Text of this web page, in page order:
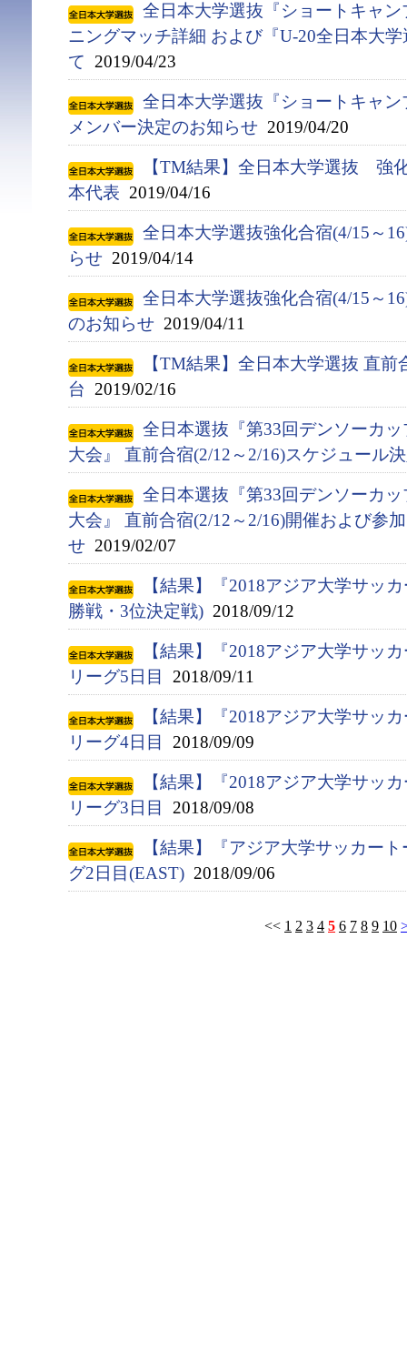
全日本大学選抜『ショートキャ
ニングマッチ詳細 および『U-20全日本大
て 2019/04/23
全日本大学選抜『ショートキャ
メンバー決定のお知らせ 2019/04/20
【TM結果】全日本大学選抜 強
本代表 2019/04/16
全日本大学選抜強化合宿(4/15～
らせ 2019/04/14
全日本大学選抜強化合宿(4/15～
のお知らせ 2019/04/11
【TM結果】全日本大学選抜 直
台 2019/02/16
全日本選抜『第33回デンソーカ
大会』 直前合宿(2/12～2/16)スケジュール
全日本選抜『第33回デンソーカ
大会』 直前合宿(2/12～2/16)開催および参
せ 2019/02/07
【結果】『2018アジア大学サッ
勝戦・3位決定戦) 2018/09/12
【結果】『2018アジア大学サッ
リーグ5日目
2018/09/11
【結果】『2018アジア大学サッ
リーグ4日目
2018/09/09
【結果】『2018アジア大学サッ
リーグ3日目
2018/09/08
【結果】『アジア大学サッカー
グ2日目(EAST) 2018/09/06
<< 1 2 3 4 5 6 7 8 9 10